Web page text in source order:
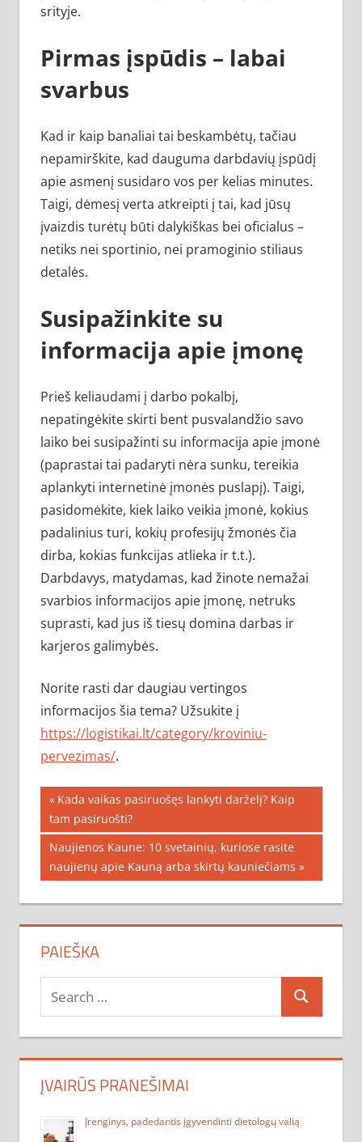
srityje.
Pirmas įspūdis – labai
svarbus
Kad ir kaip banaliai tai beskambėtų, tačiau
nepamirškite, kad dauguma darbdavių įspūdį
apie asmenį susidaro vos per kelias minutes.
Taigi, dėmesį verta atkreipti į tai, kad jūsų
įvaizdis turėtų būti dalykiškas bei oficialus –
netiks nei sportinio, nei pramoginio stiliaus
detalės.
Susipažinkite su
informacija apie įmonę
Prieš keliaudami į darbo pokalbį,
nepatingėkite skirti bent pusvalandžio savo
laiko bei susipažinti su informacija apie įmonė
(paprastai tai padaryti nėra sunku, tereikia
aplankyti internetinė įmonės puslapį). Taigi,
pasidomėkite, kiek laiko veikia įmonė, kokius
padalinius turi, kokių profesijų žmonės čia
dirba, kokias funkcijas atlieka ir t.t.).
Darbdavys, matydamas, kad žinote nemažai
svarbios informacijos apie įmonę, netruks
suprasti, kad jus iš tiesų domina darbas ir
karjeros galimybės.
Norite rasti dar daugiau vertingos
informacijos šia tema? Užsukite į
https://logistikai.lt/category/kroviniu-
pervezimas/.
Navigacija
tarp
įrašų
Previous
Post:
Kada vaikas pasiruošęs lankyti darželį? Kaip
tam pasiruošti?
Next
Post:
Naujienos Kaune: 10 svetainių, kuriose rasite
naujienų apie Kauną arba skirtų kauniečiams
PAIEŠKA
Search
for:
Search
ĮVAIRŪS PRANEŠIMAI
Įrenginys, padedantis įgyvendinti dietologų valią